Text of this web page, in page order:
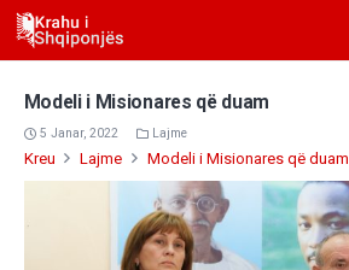
Modeli i Misionares që duam
5 Janar, 2022 Lajme
Kreu Lajme Modeli i Misionares që duam